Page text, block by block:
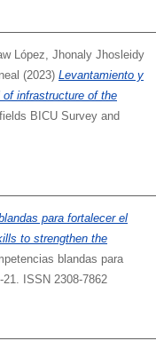
López, Jhonaly Jhosleidy
(2023) Levantamiento y
infrastructure of the
BICU Survey and
para fortalecer el
to strengthen the
blandas para
ISSN 2308-7862